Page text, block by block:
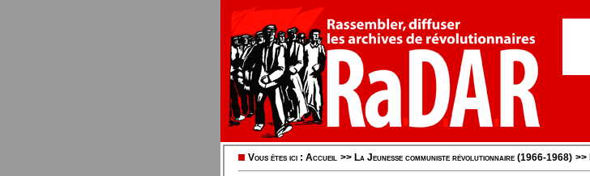
Vous êtes ici : Accueil >> La Jeunesse communiste révolutionnaire (1966-1968) >>